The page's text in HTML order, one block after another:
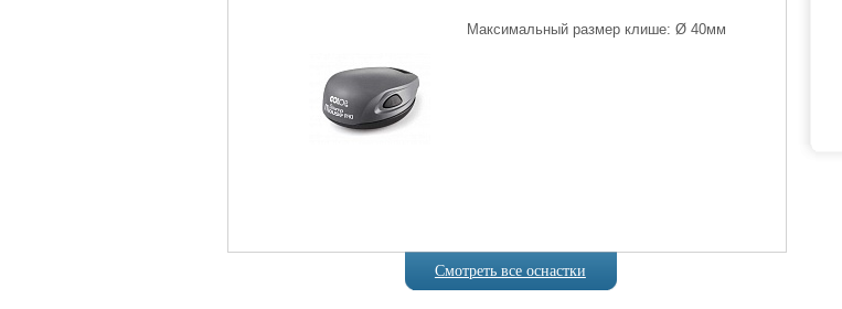
Артикул8-6
Максимальный размер клише: Ø 40мм
Смотреть все оснастки